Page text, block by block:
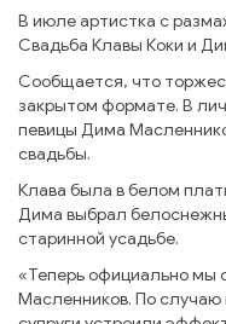
В июле артистка с
Свадьба Клавы Коки и
Сообщается, что
закрытом формате. В
певицы Дима
свадьбы.
Клава была в белом
Дима выбрал
старинной усадьбе.
«Теперь официально мы
Масленников. По